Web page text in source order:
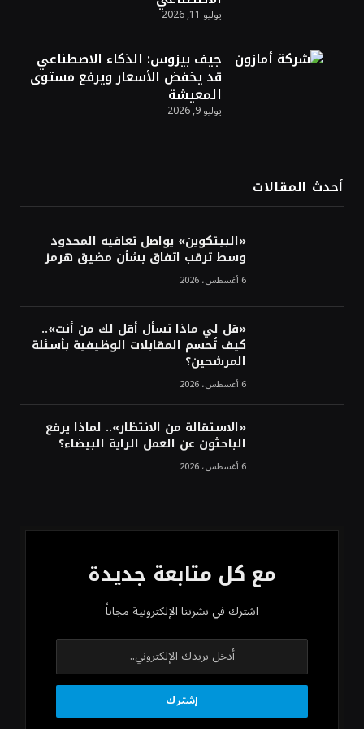
الدولار الأمريكي يتراجع قرب أدنى مستوياته
الأوسط
أسعار النفط تواصل التراجع للجلسة الثالثة مع
ترقب تطورات الوساطة بشأن الحرب
يوليو 11, 2026
جيف بيزوس: الذكاء الاصطناعي
قد يخفض الأسعار ويرفع مستوى
المعيشة
يوليو 9, 2026
أحدث المقالات
«البيتكوين» يواصل تعافيه المحدود
وسط ترقب اتفاق بشأن مضيق هرمز
6 أغسطس، 2026
«قل لي ماذا تسأل أقل لك من أنت»..
كيف تُحسم المقابلات الوظيفية بأسئلة
المرشحين؟
6 أغسطس، 2026
«الاستقالة من الانتظار».. لماذا يرفع
الباحثون عن العمل الراية البيضاء؟
6 أغسطس، 2026
مع كل متابعة جديدة
اشترك في نشرتنا الإلكترونية مجاناً